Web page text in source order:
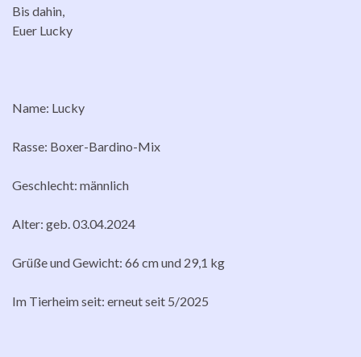
Bis dahin,
Euer Lucky
Name: Lucky
Rasse: Boxer-Bardino-Mix
Geschlecht: männlich
Alter: geb. 03.04.2024
Grüße und Gewicht: 66 cm und 29,1 kg
Im Tierheim seit: erneut seit 5/2025